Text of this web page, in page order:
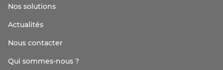
Nos solutions
Actualités
Nous contacter
Qui sommes-nous ?